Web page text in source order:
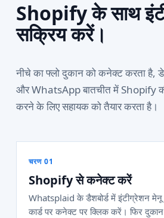
Shopify के साथ
सक्रिय करें।
नीचे का फ्लो दुकान को कनेक्ट करता है,
और WhatsApp बातचीत में Shopify
करने के लिए सहायक को तैयार करता है।
चरण 01
Shopify से कनेक्ट करें
Whatsplaid के डैशबोर्ड में इंटीग्रेशन
कार्ड पर कनेक्ट पर क्लिक करें। फिर